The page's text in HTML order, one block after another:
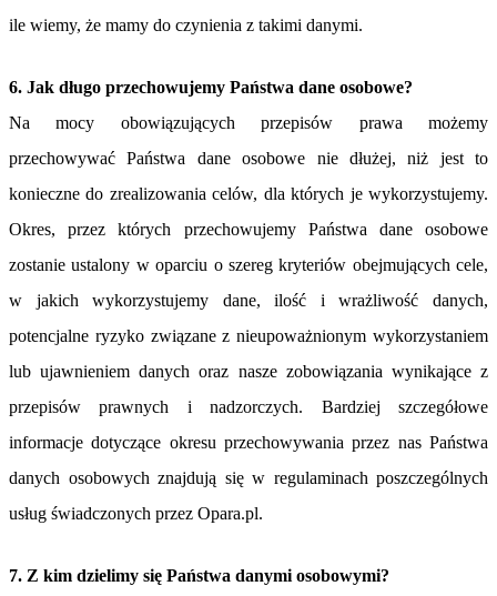
ile wiemy, że mamy do czynienia z takimi danymi.
6. Jak długo przechowujemy Państwa dane osobowe?
Na mocy obowiązujących przepisów prawa możemy
przechowywać Państwa dane osobowe nie dłużej, niż jest to
konieczne do zrealizowania celów, dla których je wykorzystujemy.
Okres, przez których przechowujemy Państwa dane osobowe
zostanie ustalony w oparciu o szereg kryteriów obejmujących cele,
w jakich wykorzystujemy dane, ilość i wrażliwość danych,
potencjalne ryzyko związane z nieupoważnionym wykorzystaniem
lub ujawnieniem danych oraz nasze zobowiązania wynikające z
przepisów prawnych i nadzorczych. Bardziej szczegółowe
informacje dotyczące okresu przechowywania przez nas Państwa
danych osobowych znajdują się w regulaminach poszczególnych
usług świadczonych przez Opara.pl.
7. Z kim dzielimy się Państwa danymi osobowymi?